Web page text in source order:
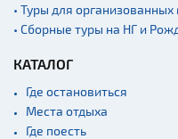
• Туры для организованных
• Сборные туры на НГ и
КАТАЛОГ
Где остановиться
Места отдыха
Где поесть